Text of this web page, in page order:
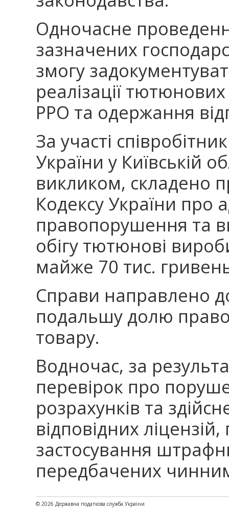
Одночасне
зазначених
змогу
реалізації
РРО та одержання
За участі
України у Київській
викликом, складено
Кодексу України про
правопорушення та
обігу тютюнові
майже 70 тис.
Справи направлено
подальшу долю
товару.
Водночас, за
перевірок про
розрахунків та
відповідних
застосування
передбачених
© 2026 Державна податкова служба України